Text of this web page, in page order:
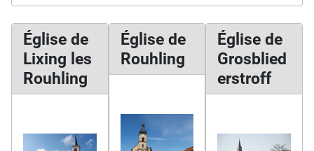
Église de
Lixing les
Rouhling
Église de
Rouhling
Église de
Grosblied
erstroff